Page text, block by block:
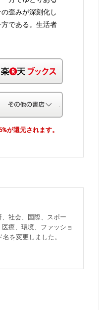
歪みが深刻化し
である。生活者
ル
が還元されます。
社会、国際、スポー
療、環境、ファッショ
を変更しました。